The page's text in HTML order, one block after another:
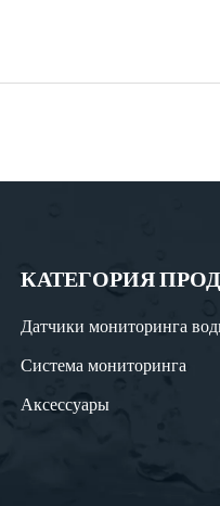
КАТЕГОРИЯ
Датчики мониторинга
Система мониторинга
Аксессуары